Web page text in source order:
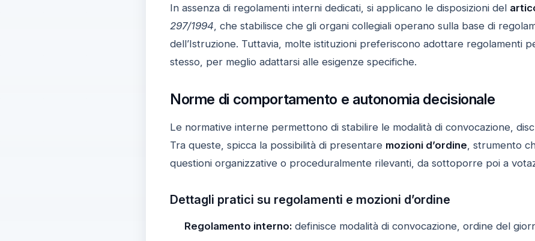
In assenza di regolamenti interni dedicati, si applicano le disposizioni del
297/1994 , che stabilisce che gli organi collegiali operano sulla base di
dell’Istruzione. Tuttavia, molte istituzioni preferiscono adottare regolamenti
stesso, per meglio adattarsi alle esigenze specifiche.
Norme di comportamento e autonomia decisionale
Le normative interne permettono di stabilire le modalità di convocazione,
Tra queste, spicca la possibilità di presentare mozioni d’ordine , strumento
questioni organizzative o proceduralmente rilevanti, da sottoporre poi a
Dettagli pratici su regolamenti e mozioni d’ordine
Regolamento interno:definisce modalità di convocazione, ordine del